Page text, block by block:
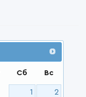
Сб Вс
1 2